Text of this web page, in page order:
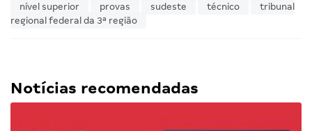
nível superior
provas sudeste técnico
tribunal
regional federal da 3ª região
Notícias recomendadas